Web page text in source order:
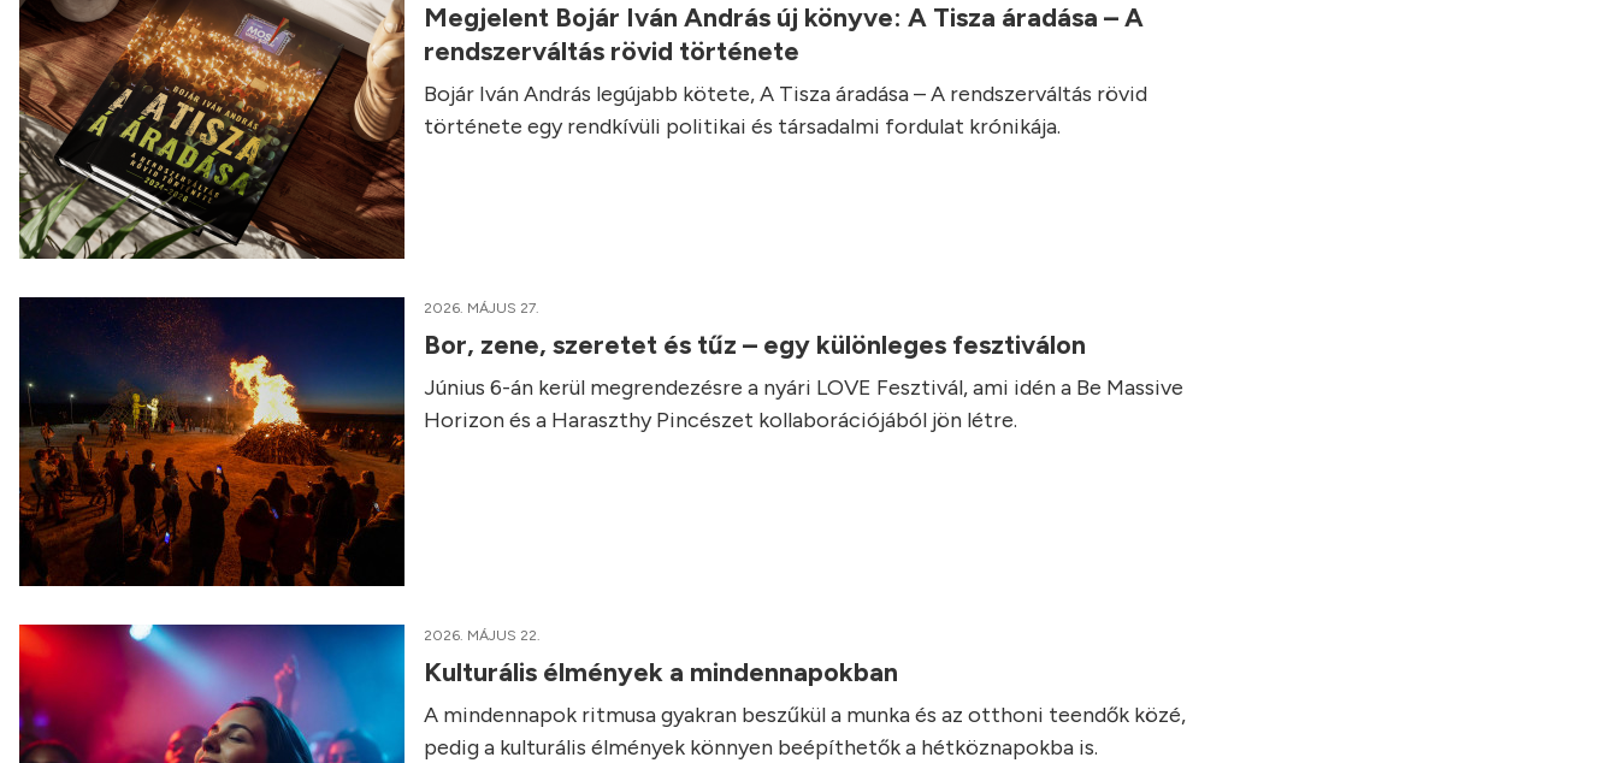
Megjelent Bojár Iván András új könyve: A Tisza áradása – A
rendszerváltás rövid története
Bojár Iván András legújabb kötete, A Tisza áradása – A rendszerváltás rövid
története egy rendkívüli politikai és társadalmi fordulat krónikája.
2026. MÁJUS 27.
Bor, zene, szeretet és tűz – egy különleges fesztiválon
Június 6-án kerül megrendezésre a nyári LOVE Fesztivál, ami idén a Be Massive
Horizon és a Haraszthy Pincészet kollaborációjából jön létre.
2026. MÁJUS 22.
Kulturális élmények a mindennapokban
A mindennapok ritmusa gyakran beszűkül a munka és az otthoni teendők közé,
pedig a kulturális élmények könnyen beépíthetők a hétköznapokba is.